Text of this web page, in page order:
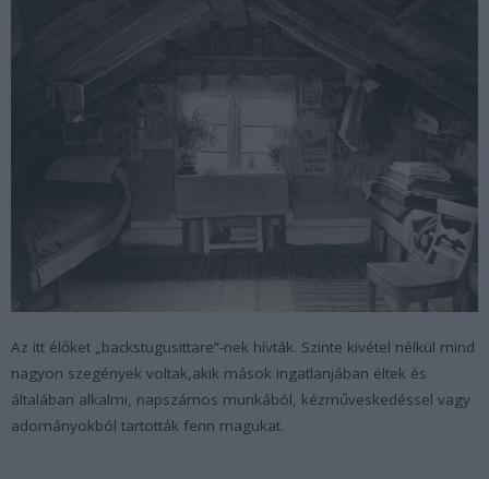
Az itt élőket „backstugusittare”-nek hívták. Szinte kivétel nélkül mind
nagyon szegények voltak,akik mások ingatlanjában éltek és
általában alkalmi, napszámos munkából, kézműveskedéssel vagy
adományokból tartották fenn magukat.